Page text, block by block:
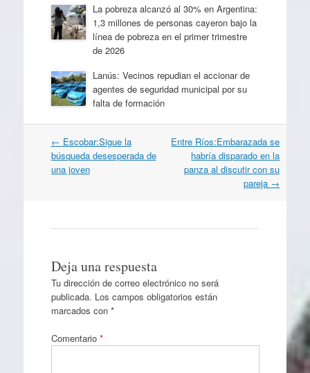
La pobreza alcanzó al 30% en Argentina:
1,3 millones de personas cayeron bajo la
línea de pobreza en el primer trimestre
de 2026
Lanús: Vecinos repudian el accionar de
agentes de seguridad municipal por su
falta de formación
Navegación
por
artículos
← Escobar:Sigue la
búsqueda desesperada de
una joven
Entre Ríos:Embarazada se
habría disparado en la
panza al discutir con su
pareja →
Deja una respuesta
Tu dirección de correo electrónico no será
publicada. Los campos obligatorios están
marcados con *
Comentario *